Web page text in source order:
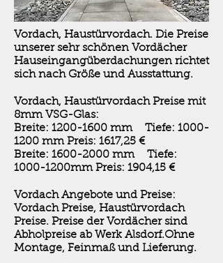
Vordach, Haustürvordach. Die Preise
unserer sehr schönen Vordächer
Hauseingangüberdachungen richtet
sich nach Größe und Ausstattung.
Vordach, Haustürvordach Preise mit
8mm VSG-Glas:
Breite: 1200-1600 mm Tiefe: 1000-
1200 mm Preis: 1617,25 €
Breite: 1600-2000 mm Tiefe:
1000-1200mm Preis: 1904,15 €
Vordach Angebote und Preise:
Vordach Preise, Haustürvordach
Preise. Preise der Vordächer sind
Abholpreise ab Werk Alsdorf.Ohne
Montage, Feinmaß und Lieferung.